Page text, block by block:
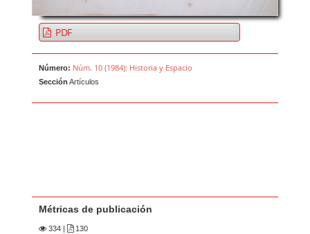
PDF
Número: Núm. 10 (1984): Historia y Espacio
Sección Artículos
Métricas de publicación
334 130